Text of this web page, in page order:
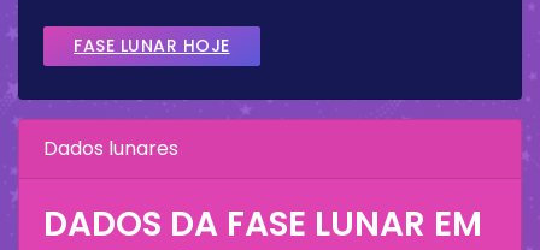
FASE LUNAR HOJE
Dados lunares
DADOS DA FASE LUNAR EM